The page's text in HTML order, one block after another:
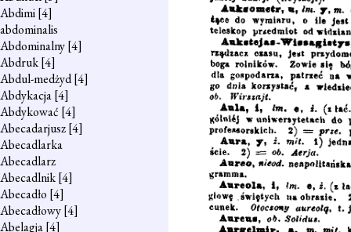
Abdimi[4]
abdominalis
Abdominalny[4]
Abdruk[4]
Abdul-medżyd[4]
Abdykacja[4]
Abdykować [4]
Abecadarjusz[4]
Abecadlarka
Abecadlarz
Abecadlnik[4]
Abecadło [4]
Abecadłowy[4]
Abelagja[4]